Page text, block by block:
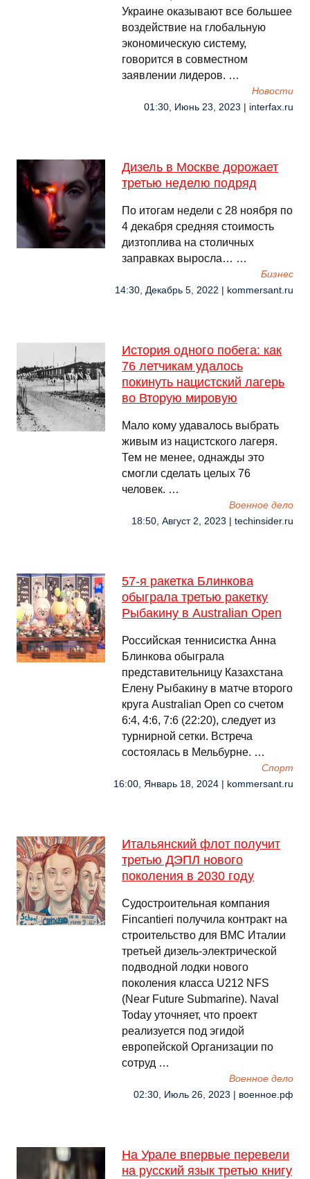
Украине оказывают все большее
воздействие на глобальную
экономическую систему,
говорится в совместном
заявлении лидеров. …
Новости
01:30, Июнь 23, 2023 | interfax.ru
Дизель в Москве дорожает
третью неделю подряд
По итогам недели с 28 ноября по
4 декабря средняя стоимость
дизтоплива на столичных
заправках выросла… …
Бизнес
14:30, Декабрь 5, 2022 | kommersant.ru
История одного побега: как
76 летчикам удалось
покинуть нацистский лагерь
во Вторую мировую
Мало кому удавалось выбрать
живым из нацистского лагеря.
Тем не менее, однажды это
смогли сделать целых 76
человек. …
Военное дело
18:50, Август 2, 2023 | techinsider.ru
57-я ракетка Блинкова
обыграла третью ракетку
Рыбакину в Australian Open
Российская теннисистка Анна
Блинкова обыграла
представительницу Казахстана
Елену Рыбакину в матче второго
круга Australian Open со счетом
6:4, 4:6, 7:6 (22:20), следует из
турнирной сетки. Встреча
состоялась в Мельбурне. …
Спорт
16:00, Январь 18, 2024 | kommersant.ru
Итальянский флот получит
третью ДЭПЛ нового
поколения в 2030 году
Судостроительная компания
Fincantieri получила контракт на
строительство для ВМС Италии
третьей дизель-электрической
подводной лодки нового
поколения класса U212 NFS
(Near Future Submarine). Naval
Today уточняет, что проект
реализуется под эгидой
европейской Организации по
сотруд …
Военное дело
02:30, Июль 26, 2023 | военное.рф
На Урале впервые перевели
на русский язык третью книгу